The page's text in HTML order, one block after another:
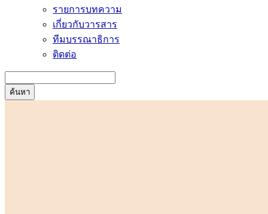
รายการบทความ
เกี่ยวกับวารสาร
ทีมบรรณาธิการ
ติดต่อ
ค้นหา